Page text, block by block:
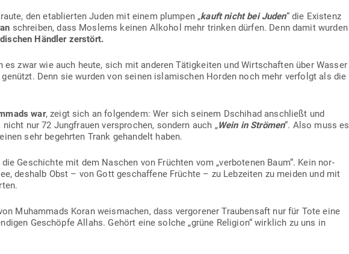
den eta­blierten Juden mit einem plumpen „kauft nicht bei Juden“ die Existenz
schreiben, dass Moslems keinen Alkohol mehr trinken dürfen. Denn damit wurden
Händler zerstört.
es zwar wie auch heute, sich mit anderen Tätig­keiten und Wirt­schaften über Wasser
Denn sie wurden von seinen isla­mi­schen Horden noch mehr ver­folgt als die
war, zeigt sich an fol­gendem: Wer sich seinem Dschihad anschließt und
nur 72 Jung­frauen ver­sprochen, sondern auch „Wein in Strömen“. Also muss es
sehr begehrten Trank gehandelt haben.
Geschichte mit dem Naschen von Früchten vom „ver­bo­tenen Baum“. Kein nor­
deshalb Obst – von Gott geschaffene Früchte – zu Leb­zeiten zu meiden und mit
Muhammads Koran weis­machen, dass ver­go­rener Trau­bensaft nur für Tote eine
Geschöpfe Allahs. Gehört eine solche „grüne Religion“ wirklich zu uns in